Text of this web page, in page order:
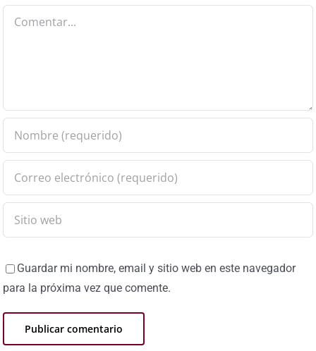
Guardar mi nombre, email y sitio web en este navegador
para la próxima vez que comente.